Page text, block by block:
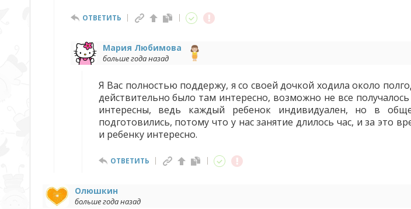
ОТВЕТИТЬ
Мария Любимова
больше года назад
Я Вас полностью поддержу, я со своей дочкой ходила около
действительно было там интересно, возможно не все
интересны, ведь каждый ребенок индивидуален, но в
подготовились, потому что у нас занятие длилось час, и за это
и ребенку интересно.
ОТВЕТИТЬ
Олюшкин
больше года назад